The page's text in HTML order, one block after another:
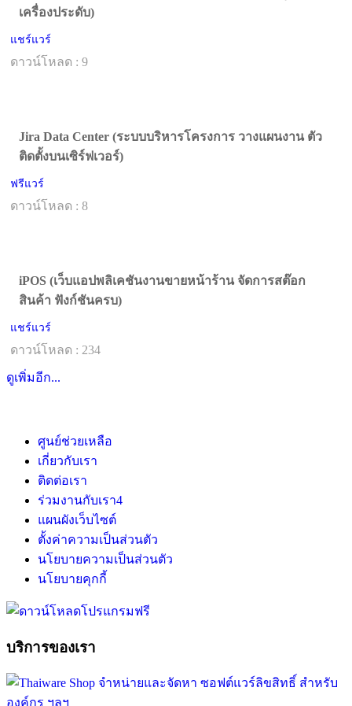
เครื่องประดับ)
แชร์แวร์
ดาวน์โหลด : 9
Jira Data Center (ระบบบริหารโครงการ วางแผนงาน ตัว
ติดตั้งบนเซิร์ฟเวอร์)
ฟรีแวร์
ดาวน์โหลด : 8
iPOS (เว็บแอปพลิเคชันงานขายหน้าร้าน จัดการสต๊อก
สินค้า ฟังก์ชันครบ)
แชร์แวร์
ดาวน์โหลด : 234
ดูเพิ่มอีก...
ศูนย์ช่วยเหลือ
เกี่ยวกับเรา
ติดต่อเรา
ร่วมงานกับเรา4
แผนผังเว็บไซต์
ตั้งค่าความเป็นส่วนตัว
นโยบายความเป็นส่วนตัว
นโยบายคุกกี้
บริการของเรา